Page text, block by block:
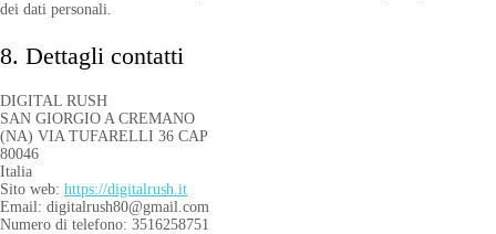
dei dati personali.
8. Dettagli contatti
DIGITAL RUSH
SAN GIORGIO A CREMANO
(NA) VIA TUFARELLI 36 CAP
80046
Italia
Sito web: https://digitalrush.it
Email: digitalrush80@gmail.com
Numero di telefono: 3516258751